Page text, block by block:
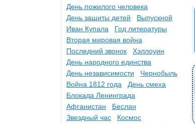
День пожилого человека
День защиты детей
Выпускной
Иван Купала
Год литературы
Вторая мировая война
Последний звонок
Хэллоуин
День народного единства
День независимости
Чернобыль
Война 1812 года
День смеха
Блокада Ленинграда
Афганистан
Беслан
Звездный час
Космос